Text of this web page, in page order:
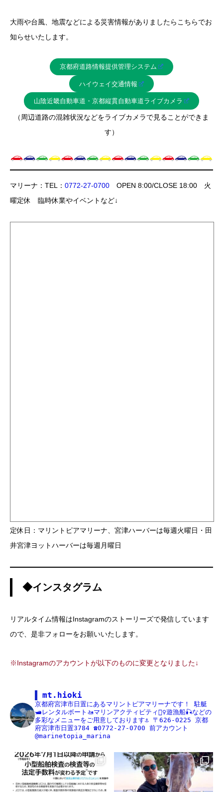
大雨や台風、地震などによる災害情報がありましたらこちらでお
知らせいたします。
京都府道路情報提供管理システム
ハイウェイ交通情報
山陰近畿自動車道・京都縦貫自動車道ライブカメラ
（周辺道路の混雑状況などをライブカメラで見ることができま
す）
マリーナ：TEL： 0772-27-0700 OPEN 8:00/CLOSE 18:00 火
曜定休 臨時休業やイベントなど↓
定休日：マリントピアマリーナ、宮津ハーバーは毎週火曜日・田
井宮津ヨットハーバーは毎週月曜日
◆インスタグラム
リアルタイム情報はInstagramのストーリーズで発信しています
ので、是非フォローをお願いいたします。
※Instagramのアカウントが以下のものに変更となりました↓
mt.hioki
京都府宮津市日置にあるマリントピアマリーナです！
駐艇
🛥レンタルボート🚤マリンアクティビティ🏄‍♀️遊漁船🎣などの
多彩なメニューをご用意しております⚓️ 〒626-0225 京都
府宮津市日置3784 ☎️0772-27-0700 前アカウント
@marinetopia_marina